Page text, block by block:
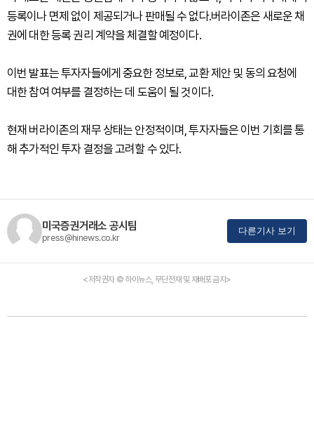
등록이나 면제 없이 제공되거나 판매될 수 없다.버라이존은 새로운 채
권에 대한 등록 권리 계약을 체결할 예정이다.
이번 발표는 투자자들에게 중요한 정보로, 교환 제안 및 동의 요청에
대한 참여 여부를 결정하는 데 도움이 될 것이다.
현재 버라이존의 재무 상태는 안정적이며, 투자자들은 이번 기회를 통
해 추가적인 투자 결정을 고려할 수 있다.
미국증권거래소 공시팀
press@hinews.co.kr
다른기사 보기
<저작권자 © 하이뉴스, 무단전재 및 재배포 금지>